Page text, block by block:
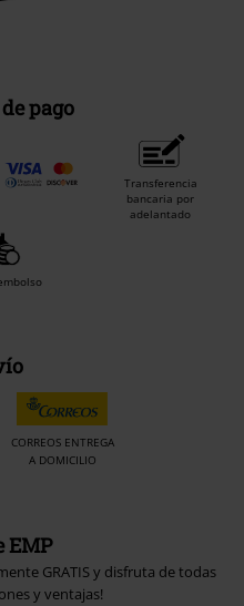
pago
Transferencia
bancaria por
adelantado
CORREOS ENTREGA
A DOMICILIO
EMP
GRATIS y disfruta de todas
y ventajas!